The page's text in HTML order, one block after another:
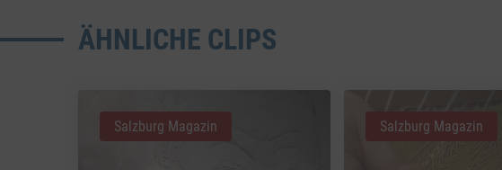
ÄHNLICHE CLIPS
Salzburg Magazin Salzburg Magazin